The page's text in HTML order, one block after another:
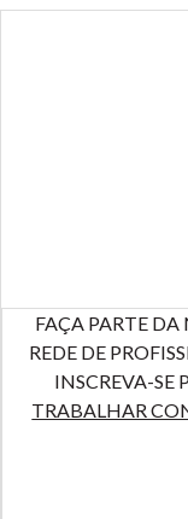
FAÇA PARTE DA
REDE DE
INSCREVA-SE
TRABALHAR